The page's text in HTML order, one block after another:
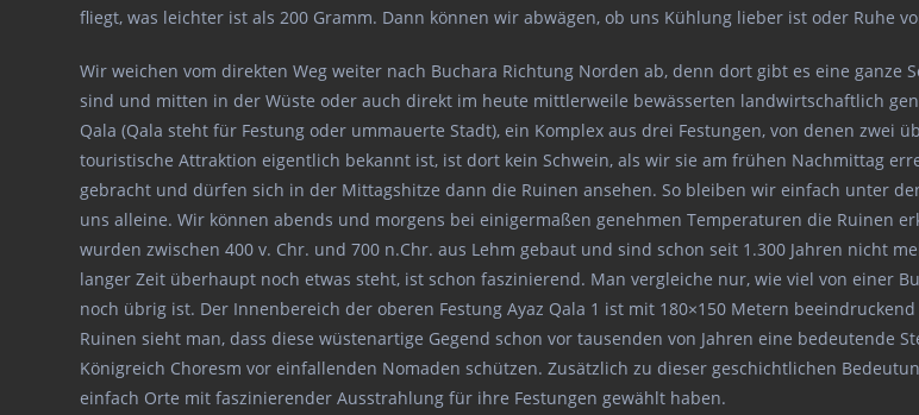
fliegt, was leichter ist als 200 Gramm. Dann können wir abwägen, ob uns Kühlung lieber ist oder Ruhe
Wir weichen vom direkten Weg weiter nach Buchara Richtung Norden ab, denn dort gibt es eine ganze
sind und mitten in der Wüste oder auch direkt im heute mittlerweile bewässerten landwirtschaftlich
Qala (Qala steht für Festung oder ummauerte Stadt), ein Komplex aus drei Festungen, von denen zwei
touristische Attraktion eigentlich bekannt ist, ist dort kein Schwein, als wir sie am frühen Nachmittag
gebracht und dürfen sich in der Mittagshitze dann die Ruinen ansehen. So bleiben wir einfach unter
uns alleine. Wir können abends und morgens bei einigermaßen genehmen Temperaturen die Ruinen
wurden zwischen 400 v. Chr. und 700 n.Chr. aus Lehm gebaut und sind schon seit 1.300 Jahren nicht
langer Zeit überhaupt noch etwas steht, ist schon faszinierend. Man vergleiche nur, wie viel von einer
noch übrig ist. Der Innenbereich der oberen Festung Ayaz Qala 1 ist mit 180×150 Metern
Ruinen sieht man, dass diese wüstenartige Gegend schon vor tausenden von Jahren eine bedeutende
Königreich Choresm vor einfallenden Nomaden schützen. Zusätzlich zu dieser geschichtlichen
einfach Orte mit faszinierender Ausstrahlung für ihre Festungen gewählt haben.